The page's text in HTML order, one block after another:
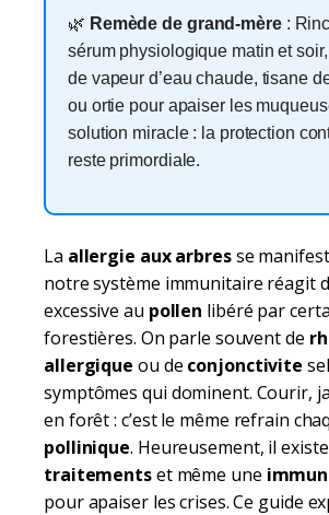
🌿 Remède de grand-mère:
sérum physiologique matin et
de vapeur d’eau chaude, tisane
ou ortie pour apaiser les
solution miracle : la protection
reste primordiale.
La allergie aux arbresse
notre système immunitaire réagit
excessive au pollen libéré par
forestières. On parle souvent de
allergique ou de conjonctivite
symptômes qui dominent. Courir,
en forêt : c’est le même refrain
pollinique. Heureusement, il
traitementset même une
pour apaiser les crises. Ce guide